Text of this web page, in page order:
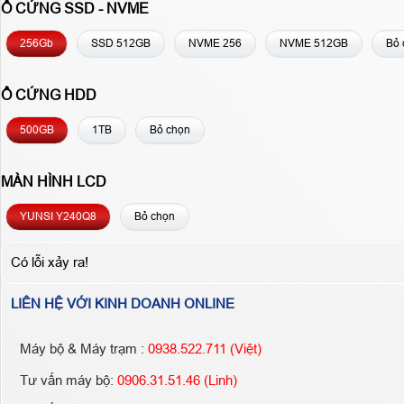
Ổ CỨNG SSD - NVME
256Gb SSD 512GB NVME 256 NVME 512GB Bỏ
Ổ CỨNG HDD
500GB 1TB Bỏ chọn
MÀN HÌNH LCD
YUNSI Y240Q8 Bỏ chọn
Có lỗi xảy ra!
LIÊN HỆ VỚI KINH DOANH ONLINE
Máy bộ & Máy trạm : 0938.522.711 (Việt)
Tư vấn máy bộ: 0906.31.51.46 (Linh)